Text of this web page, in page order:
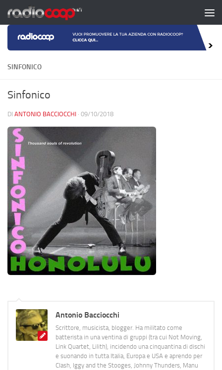
Salta al contenuto
SINFONICO
Sinfonico
DI ANTONIO BACCIOCCHI · 09/10/2018
Antonio Bacciocchi
Scrittore, musicista, blogger. Ha militato come
batterista in una ventina di gruppi (tra cui Not Moving,
Link Quartet, Lilith), incidendo una cinquantina di dischi
e suonando in tutta Italia, Europa e USA e aprendo per
Clash, Iggy and the Stooges, Johnny Thunders, Manu